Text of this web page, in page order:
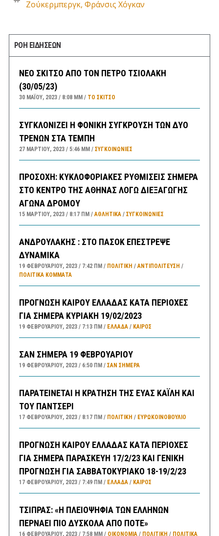
Ζούκερμπεργκ, Φράνσις Χόγκαν
ΡΟΗ ΕΙΔΗΣΕΩΝ
ΝΕΟ ΣΚΙΤΣΟ ΑΠΟ ΤΟΝ ΠΕΤΡΟ ΤΣΙΟΛΑΚΗ
(30/05/23)
30 ΜΑΪ́ΟΥ, 2023 8:08 ΜΜ ΤΟ ΣΚΊΤΣΟ
ΣΥΓΚΛΟΝΙΖΕΙ Η ΦΟΝΙΚΗ ΣΥΓΚΡΟΥΣΗ ΤΩΝ ΔΥΟ
ΤΡΕΝΩΝ ΣΤΑ ΤΕΜΠΗ
27 ΜΑΡΤΊΟΥ, 2023 5:46 ΜΜ ΣΥΓΚΟΙΝΩΝΊΕΣ
ΠΡΟΣΟΧΗ: ΚΥΚΛΟΦΟΡΙΑΚΕΣ ΡΥΘΜΙΣΕΙΣ ΣΗΜΕΡΑ
ΣΤΟ ΚΕΝΤΡΟ ΤΗΣ ΑΘΗΝΑΣ ΛΟΓΩ ΔΙΕΞΑΓΩΓΗΣ
ΑΓΩΝΑ ΔΡΟΜΟΥ
15 ΜΑΡΤΊΟΥ, 2023 8:17 ΠΜ ΑΘΛΗΤΙΚΑ/ ΣΥΓΚΟΙΝΩΝΊΕΣ
ΑΝΔΡΟΥΛΑΚΗΣ : ΣΤΟ ΠΑΣΟΚ ΕΠΕΣΤΡΕΨΕ
ΔΥΝΑΜΙΚΑ
19 ΦΕΒΡΟΥΑΡΊΟΥ, 2023 7:42 ΠΜ ΠΟΛΙΤΙΚΗ /ΑΝΤΙΠΟΛΊΤΕΥΣΗ /
ΠΟΛΙΤΙΚΆ ΚΌΜΜΑΤΑ
ΠΡΟΓΝΩΣΗ ΚΑΙΡΟΥ ΕΛΛΑΔΑΣ ΚΑΤΑ ΠΕΡΙΟΧΕΣ
ΓΙΑ ΣΗΜΕΡΑ ΚΥΡΙΑΚΗ 19/02/2023
19 ΦΕΒΡΟΥΑΡΊΟΥ, 2023 7:13 ΠΜ ΕΛΛΑΔA/ ΚΑΙΡΌΣ
ΣΑΝ ΣΗΜΕΡΑ 19 ΦΕΒΡΟΥΑΡΙΟΥ
19 ΦΕΒΡΟΥΑΡΊΟΥ, 2023 6:50 ΠΜ ΣΑΝ ΣΉΜΕΡΑ
ΠΑΡΑΤΕΙΝΕΤΑΙ Η ΚΡΑΤΗΣΗ ΤΗΣ ΕΥΑΣ ΚΑΪΛΗ ΚΑΙ
ΤΟΥ ΠΑΝΤΣΕΡΙ
17 ΦΕΒΡΟΥΑΡΊΟΥ, 2023 8:17 ΠΜ ΠΟΛΙΤΙΚΗ / ΕΥΡΩΚΟΙΝΟΒΟΥΛΙΟ
ΠΡΟΓΝΩΣΗ ΚΑΙΡΟΥ ΕΛΛΑΔΑΣ ΚΑΤΑ ΠΕΡΙΟΧΕΣ
ΓΙΑ ΣΗΜΕΡΑ ΠΑΡΑΣΚΕΥΗ 17/2/23 ΚΑΙ ΓΕΝΙΚΗ
ΠΡΟΓΝΩΣΗ ΓΙΑ ΣΑΒΒΑΤΟΚΥΡΙΑΚΟ 18-19/2/23
17 ΦΕΒΡΟΥΑΡΊΟΥ, 2023 7:49 ΠΜ ΕΛΛΑΔA/ ΚΑΙΡΌΣ
ΤΣΙΠΡΑΣ: «Η ΠΛΕΙΟΨΗΦΙΑ ΤΩΝ ΕΛΛΗΝΩΝ
ΠΕΡΝΑΕΙ ΠΙΟ ΔΥΣΚΟΛΑ ΑΠΟ ΠΟΤΕ»
16 ΦΕΒΡΟΥΑΡΊΟΥ, 2023 7:58 ΜΜ ΟΙΚΟΝΟΜΙΑ/ ΠΟΛΙΤΙΚΗ / ΠΟΛΙΤΙΚΆ